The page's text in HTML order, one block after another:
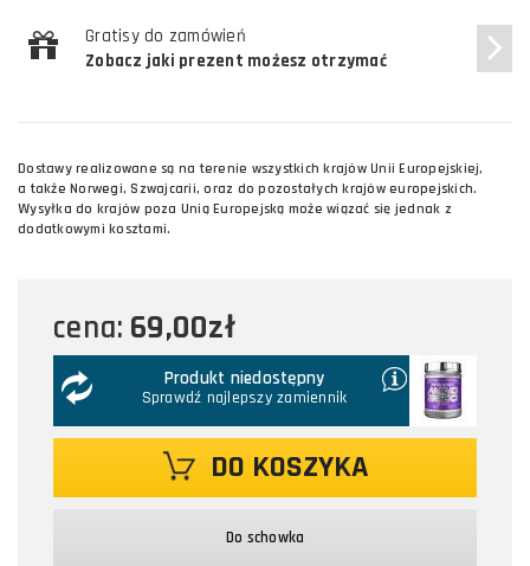
Gratisy do zamówień
Zobacz jaki prezent możesz otrzymać
Dostawy realizowane są na terenie wszystkich krajów Unii Europejskiej,
a także Norwegi, Szwajcarii, oraz do pozostałych krajów europejskich.
Wysyłka do krajów poza Unią Europejską może wiązać się jednak z
dodatkowymi kosztami.
cena: 69,00zł
Produkt niedostępny
Sprawdź najlepszy zamiennik
DO KOSZYKA
Do schowka